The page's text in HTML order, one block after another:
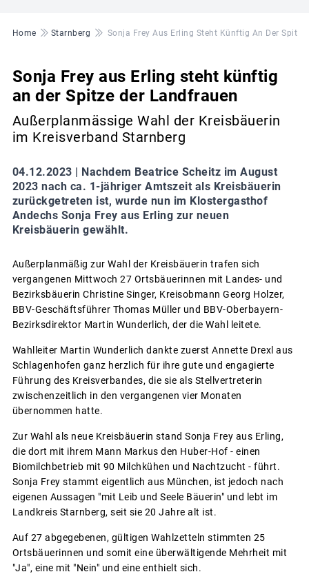
Pfadnavigation
Home Starnberg Sonja Frey Aus Erling Steht Künftig An Der Spitze
Sonja Frey aus Erling steht künftig
an der Spitze der Landfrauen
Außerplanmässige Wahl der Kreisbäuerin
im Kreisverband Starnberg
04.12.2023 |
Nachdem Beatrice Scheitz im August
2023 nach ca. 1-jähriger Amtszeit als Kreisbäuerin
zurückgetreten ist, wurde nun im Klostergasthof
Andechs Sonja Frey aus Erling zur neuen
Kreisbäuerin gewählt.
Außerplanmäßig zur Wahl der Kreisbäuerin trafen sich
vergangenen Mittwoch 27 Ortsbäuerinnen mit Landes- und
Bezirksbäuerin Christine Singer, Kreisobmann Georg Holzer,
BBV-Geschäftsführer Thomas Müller und BBV-Oberbayern-
Bezirksdirektor Martin Wunderlich, der die Wahl leitete.
Wahlleiter Martin Wunderlich dankte zuerst Annette Drexl aus
Schlagenhofen ganz herzlich für ihre gute und engagierte
Führung des Kreisverbandes, die sie als Stellvertreterin
zwischenzeitlich in den vergangenen vier Monaten
übernommen hatte.
Zur Wahl als neue Kreisbäuerin stand Sonja Frey aus Erling,
die dort mit ihrem Mann Markus den Huber-Hof - einen
Biomilchbetrieb mit 90 Milchkühen und Nachtzucht - führt.
Sonja Frey stammt eigentlich aus München, ist jedoch nach
eigenen Aussagen "mit Leib und Seele Bäuerin" und lebt im
Landkreis Starnberg, seit sie 20 Jahre alt ist.
Auf 27 abgegebenen, gültigen Wahlzetteln stimmten 25
Ortsbäuerinnen und somit eine überwältigende Mehrheit mit
"Ja", eine mit "Nein" und eine enthielt sich.